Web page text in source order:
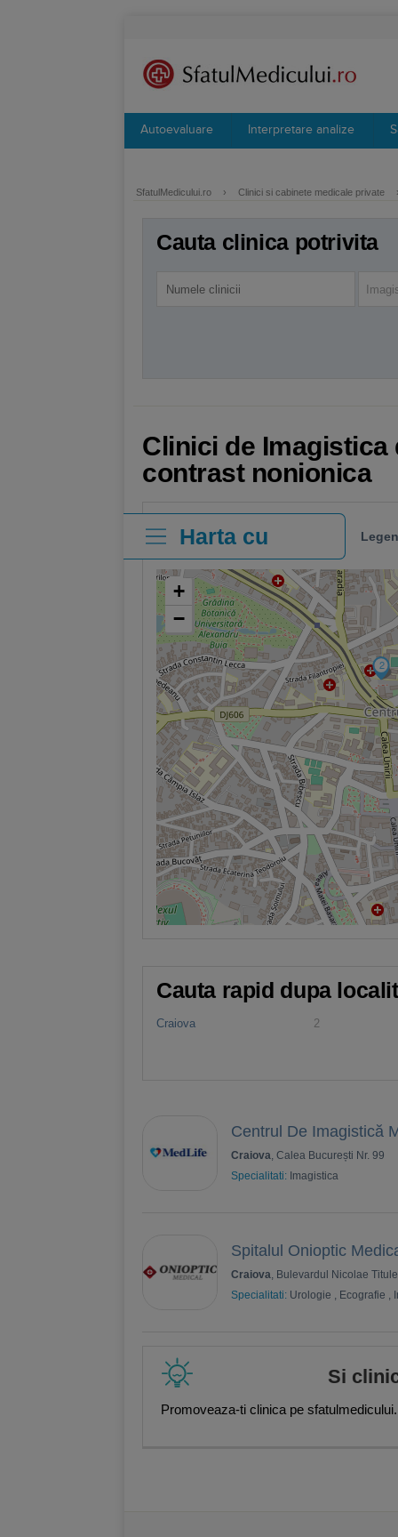
Autoevaluare Interpretare analize
SfatulMedicului.ro › Clinici si cabinete medicale private
Cauta clinica potrivita
Clinici de
contrast nonionica
Harta cu
clinici
2
+
−
Cauta rapid dupa
Craiova 2
Centrul De Imagistică
Craiova, Calea București Nr. 99
Specialitati: Imagistica
Spitalul Onioptic
Craiova, Bulevardul Nicolae
Specialitati: Urologie , Ecografie ,
Si
Promoveaza-ti clinica pe